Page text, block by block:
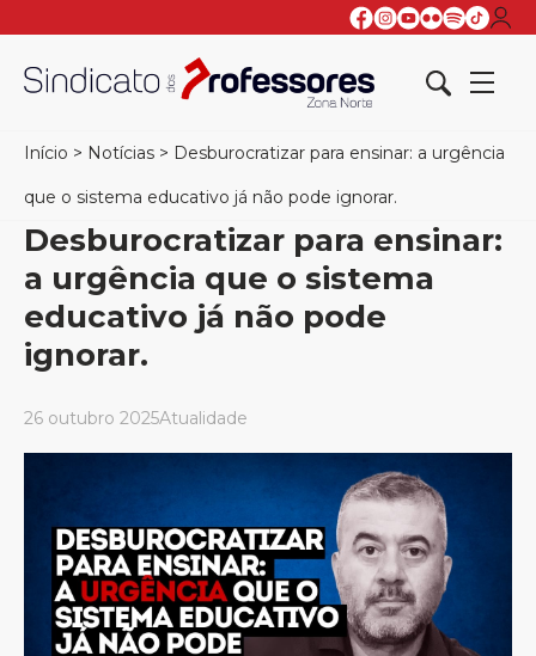
Início > Notícias > Desburocratizar para ensinar: a urgência
que o sistema educativo já não pode ignorar.
Desburocratizar para ensinar:
a urgência que o sistema
educativo já não pode
ignorar.
26 outubro 2025Atualidade